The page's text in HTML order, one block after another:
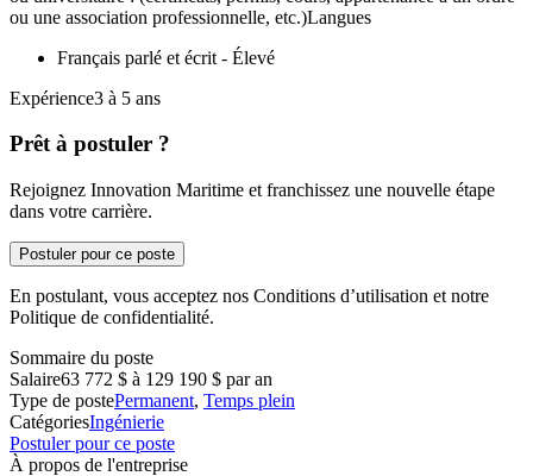
ou une association professionnelle, etc.)Langues
Français parlé et écrit - Élevé
Expérience3 à 5 ans
Prêt à postuler ?
Rejoignez Innovation Maritime et franchissez une nouvelle étape
dans votre carrière.
Postuler pour ce poste
En postulant, vous acceptez nos Conditions d’utilisation et notre
Politique de confidentialité.
Sommaire du poste
Salaire63 772 $ à 129 190 $ par an
Type de postePermanent, Temps plein
CatégoriesIngénierie
Postuler pour ce poste
À propos de l'entreprise